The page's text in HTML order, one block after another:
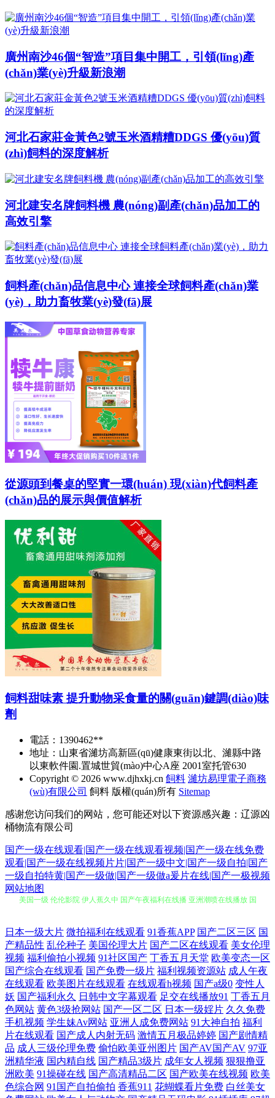
廣州南沙46個“智造”項目集中開工，引領(lǐng)產
(chǎn)業(yè)升級新浪潮
河北石家莊金黃色2號玉米酒精糟DDGS 優(yōu)質
(zhì)飼料的深度解析
河北建安名牌飼料機 農(nóng)副產(chǎn)品加工的
高效引擎
飼料產(chǎn)品信息中心 連接全球飼料產(chǎn)業
(yè)，助力畜牧業(yè)發(fā)展
從源頭到餐桌的堅實一環(huán) 現(xiàn)代飼料產
(chǎn)品的展示與價值解析
飼料甜味素 提升動物采食量的關(guān)鍵調(diào)味
劑
電話：1390462**
地址：山東省濰坊高新區(qū)健康東街以北、濰縣中路
以東軟件園.置城世貿(mào)中心A座 2001室托管630
Copyright © 2026 www.djhxkj.cn 飼料 濰坊易理電子商務
(wù)有限公司 飼料 版權(quán)所有 Sitemap
感谢您访问我们的网站，您可能还对以下资源感兴趣：辽源凶
桶物流有限公司
国产一级在线观看|国产一级在线观看视频|国产一级在线免费
观看|国产一级在线视频片片|国产一级中文|国产一级自拍|国产
一级自拍特黄|国产一级做|国产一级做a爰片在线|国产一极视频
网站地图
美国一级 伦伦影院 伊人蕉久中 国产午夜福利在线播 亚洲潮喷在线播放 国
中文字幕电影日韩 国产在在线免 素人网站 操逼日本美女 免费一级特黄特
色大片 中文字幕+ 海角福利导航 五月婷婷月开心五月色 精品蔬菜一区二
区 欧美精品香蕉在 不卡影院 91日本中文字幕 欧美性00 中文字幕婷婷 国
产伊人香精品 神马影院我不卡 wwwAV天堂com 欧美大站性爱 中文字幕不
黄色影片在线观看 国产人妖调教专区 福利资源在线久 性欧美v 国产专区
日本一级大片 微拍福利在线观看 91香蕉APP 国产二区三区 国
产精品性 乱伦种子 美国伦理大片 国产二区在线观看 美女伦理
视频 福利偷拍小视频 91社区国产 丁香五月天堂 欧美变态一区
国产综合在线观看 国产免费一级片 福利视频资源站 成人午夜
在线观看 欧美图片在线观看 在线观看h视频 国产a级0 变性人
妖 国产福利永久 日韩中文字幕观看 足交在线播放91 丁香五月
色网站 黄色3级抢网站 国产一区二区 日本一级婬片 久久免费
手机视频 学生妹Av网站 亚洲人成免费网站 91大神自拍 福利
片在线观看 国产成人内射无码 激情五月极品婷婷 国产剧情精
品 成人三级伦理免费 偷怕欧美亚州图片 国产AV国产AV 97亚
洲精华液 国内精自线 国产精品3级片 成年女人视频 狠狠撸亚
洲欧美 91操碰在线 国产高清精品二区 国产欧美在线视频 欧美
色综合网 91国产自拍偷拍 香蕉911 花蝴蝶看片免费 白丝美女